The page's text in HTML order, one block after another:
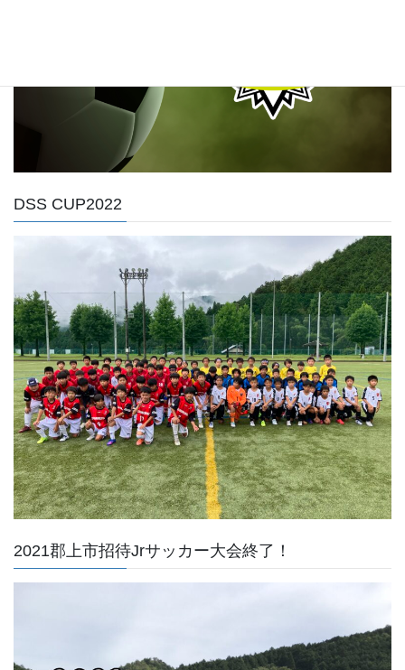
DSS CUP2022
2021郡上市招待Jrサッカー大会終了！